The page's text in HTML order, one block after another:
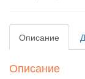
Описание
Описание